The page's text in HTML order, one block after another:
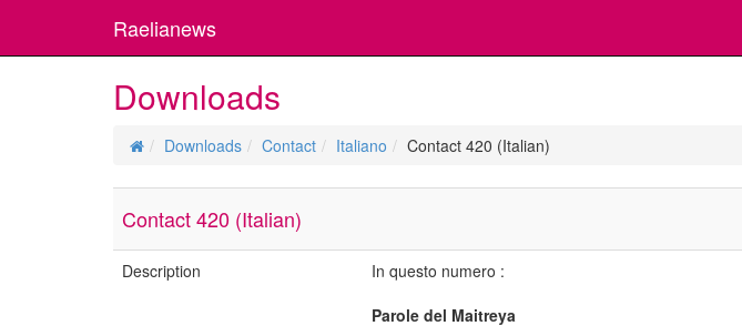
Raelianews
Downloads
Downloads Contact Italiano Contact 420 (Italian)
Contact 420 (Italian)
Description
In questo numero :
Parole del Maitreya